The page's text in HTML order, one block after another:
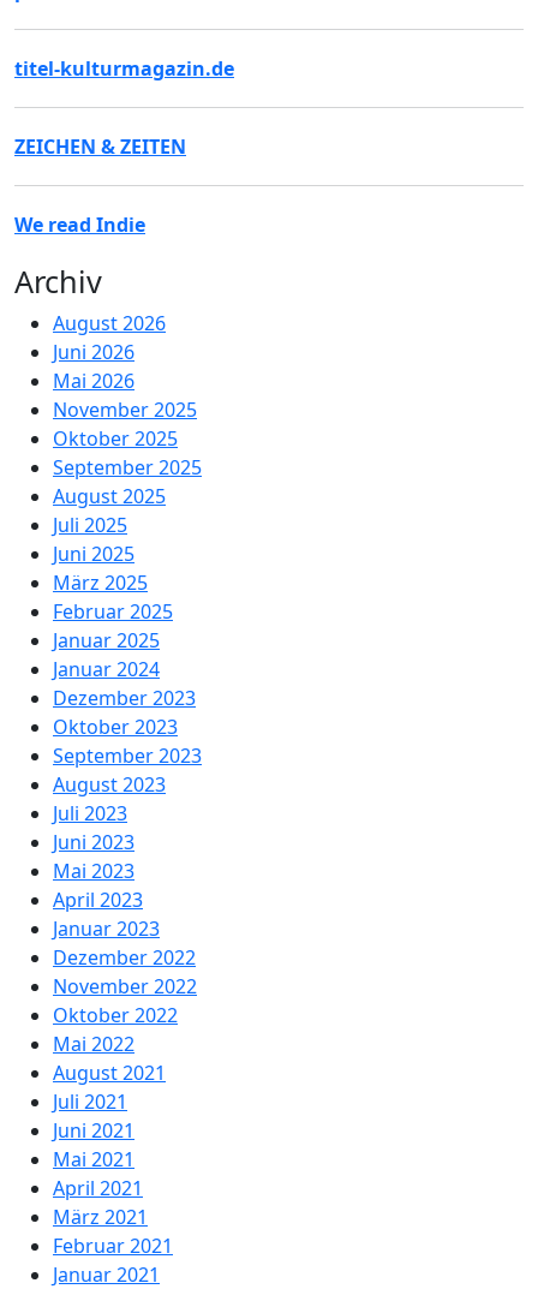
titel-kulturmagazin.de
ZEICHEN & ZEITEN
We read Indie
Archiv
August 2026
Juni 2026
Mai 2026
November 2025
Oktober 2025
September 2025
August 2025
Juli 2025
Juni 2025
März 2025
Februar 2025
Januar 2025
Januar 2024
Dezember 2023
Oktober 2023
September 2023
August 2023
Juli 2023
Juni 2023
Mai 2023
April 2023
Januar 2023
Dezember 2022
November 2022
Oktober 2022
Mai 2022
August 2021
Juli 2021
Juni 2021
Mai 2021
April 2021
März 2021
Februar 2021
Januar 2021